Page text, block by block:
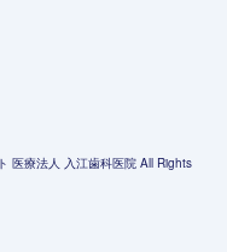
医療法人 入江歯科医院 All Rights